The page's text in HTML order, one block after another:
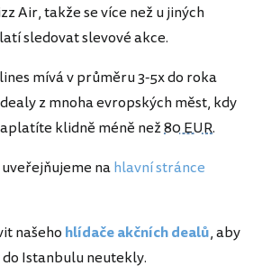
Air, takže se více než u jiných
sledovat slevové akce.
mívá v průměru 3-5x do roka
z mnoha evropských měst, kdy
klidně méně než80 EUR.
nahlavní stránce
našeho hlídače akčních dealů, aby
Istanbulu neutekly.